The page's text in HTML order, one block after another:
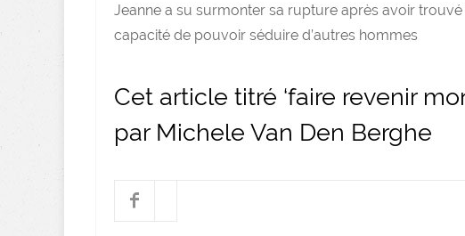
Jeanne a su surmonter sa rupture après avoir
capacité de pouvoir séduire d’autres hommes
Cet article titré ‘faire revenir
par Michele Van Den Berghe